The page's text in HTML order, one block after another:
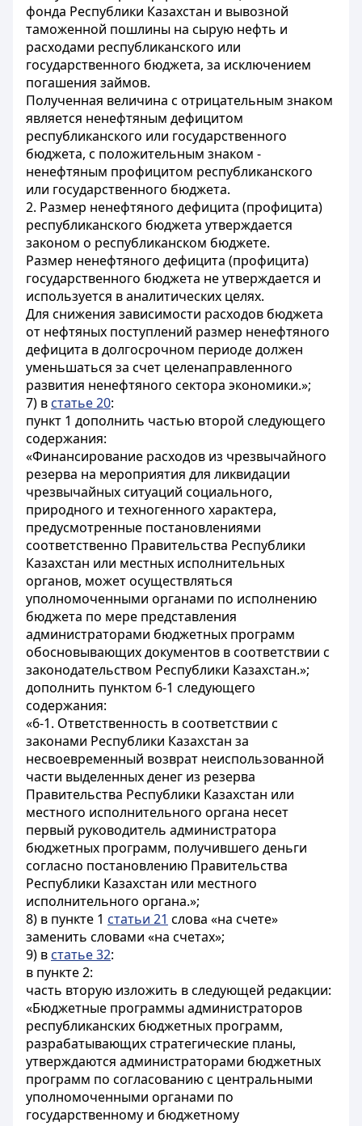
фонда Республики Казахстан и вывозной
таможенной пошлины на сырую нефть и
расходами республиканского или
государственного бюджета, за исключением
погашения займов.
Полученная величина с отрицательным знаком
является ненефтяным дефицитом
республиканского или государственного
бюджета, с положительным знаком -
ненефтяным профицитом республиканского
или государственного бюджета.
2. Размер ненефтяного дефицита (профицита)
республиканского бюджета утверждается
законом о республиканском бюджете.
Размер ненефтяного дефицита (профицита)
государственного бюджета не утверждается и
используется в аналитических целях.
Для снижения зависимости расходов бюджета
от нефтяных поступлений размер ненефтяного
дефицита в долгосрочном периоде должен
уменьшаться за счет целенаправленного
развития ненефтяного сектора экономики.»;
7) в статье 20:
пункт 1 дополнить частью второй следующего
содержания:
«Финансирование расходов из чрезвычайного
резерва на мероприятия для ликвидации
чрезвычайных ситуаций социального,
природного и техногенного характера,
предусмотренные постановлениями
соответственно Правительства Республики
Казахстан или местных исполнительных
органов, может осуществляться
уполномоченными органами по исполнению
бюджета по мере представления
администраторами бюджетных программ
обосновывающих документов в соответствии с
законодательством Республики Казахстан.»;
дополнить пунктом 6-1 следующего
содержания:
«6-1. Ответственность в соответствии с
законами Республики Казахстан за
несвоевременный возврат неиспользованной
части выделенных денег из резерва
Правительства Республики Казахстан или
местного исполнительного органа несет
первый руководитель администратора
бюджетных программ, получившего деньги
согласно постановлению Правительства
Республики Казахстан или местного
исполнительного органа.»;
8) в пункте 1 статьи 21 слова «на счете»
заменить словами «на счетах»;
9) в статье 32:
в пункте 2:
часть вторую изложить в следующей редакции:
«Бюджетные программы администраторов
республиканских бюджетных программ,
разрабатывающих стратегические планы,
утверждаются администраторами бюджетных
программ по согласованию с центральными
уполномоченными органами по
государственному и бюджетному